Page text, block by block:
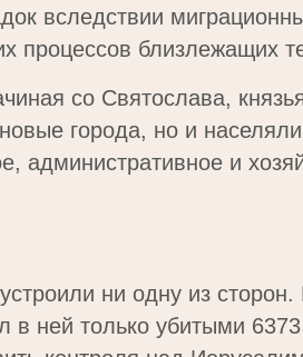
вследствии
процессов близлежащих
со Святослава,
города, но и
административное и
ни одну из
в ней только убитыми